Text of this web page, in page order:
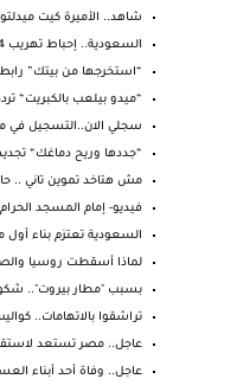
شاهد.. الأميرة كيت
السعودية.. إحباط تهريب 2.4 مليون قرص مخدر في شحنة ...
“استخرجها من بيتك”
“ميدو بيلعب بالكبريت“
سجلي الان..التسجيل في
“جددها وريح دماغك“ تجديد
مش هتاخد تموين تاني ..
فيديو- إمام المسجد
السعودية تعتزم بناء أول
لماذا أسقطت روسيا
بسبب "مطار بيروت"..
تراشقوا بالاتهامات..
عاجل.. مصر تستعد
عاجل.. وفاة أحد أبناء